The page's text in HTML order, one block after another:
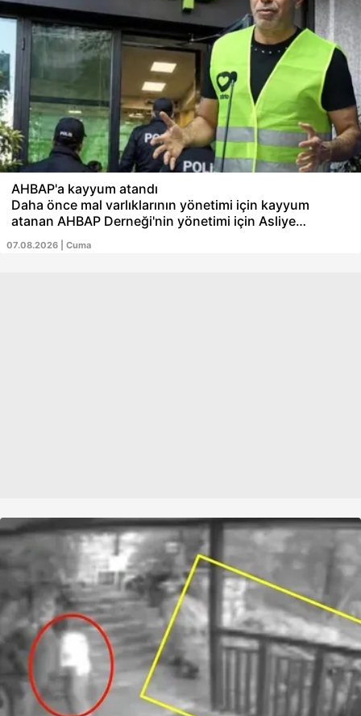
AHBAP'a kayyum atandı
Daha önce mal varlıklarının yönetimi için kayyum
atanan AHBAP Derneği'nin yönetimi için Asliye
Mahkemesi tarafından görevlendirme yapıldı. Fesih
davası sonuçlanıncaya kadar derneğin tüm faaliyetleri
07.08.2026 | Cuma